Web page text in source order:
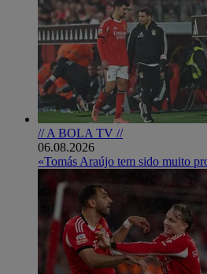
// A BOLA TV //
06.08.2026
«Tomás Araújo tem sido muito